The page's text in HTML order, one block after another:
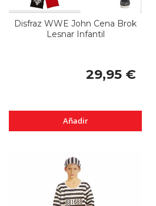
Disfraz WWE John Cena Brok
Lesnar Infantil
29,95 €
Añadir